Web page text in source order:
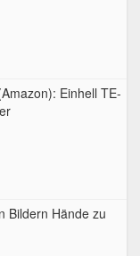
Einhell TE-
Bildern Hände zu